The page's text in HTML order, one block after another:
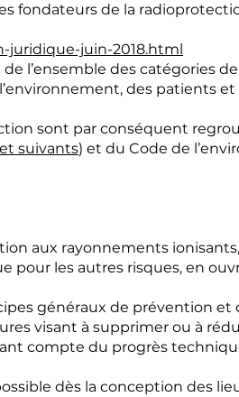
fondateurs de la
juridique-juin-2018.html
l’ensemble des catégories
des patients
sont par conséquent
et suivants) et du Code de
aux rayonnements
les autres risques, en
généraux de prévention et
visant à supprimer ou à
compte du progrès
dès la conception des